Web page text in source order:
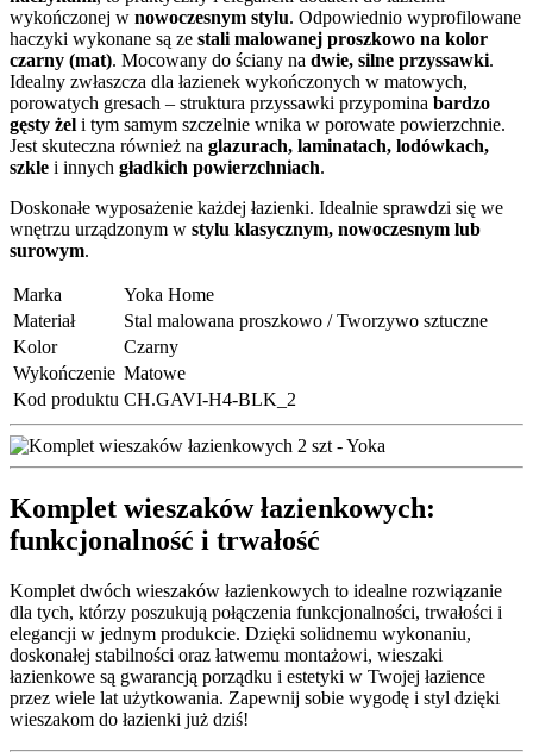
wykończonej w nowoczesnym stylu. Odpowiednio wyprofilowane
haczyki wykonane są ze stali malowanej proszkowo na kolor
czarny (mat). Mocowany do ściany na dwie, silne przyssawki.
Idealny zwłaszcza dla łazienek wykończonych w matowych,
porowatych gresach – struktura przyssawki przypomina bardzo
gęsty żel i tym samym szczelnie wnika w porowate powierzchnie.
Jest skuteczna również na glazurach, laminatach, lodówkach,
szkle i innych gładkich powierzchniach.
Doskonałe wyposażenie każdej łazienki. Idealnie sprawdzi się we
wnętrzu urządzonym w stylu klasycznym, nowoczesnym lub
surowym.
Marka
Yoka Home
Materiał
Stal malowana proszkowo / Tworzywo sztuczne
Kolor
Czarny
Wykończenie Matowe
Kod produktu CH.GAVI-H4-BLK_2
Komplet wieszaków łazienkowych:
funkcjonalność i trwałość
Komplet dwóch wieszaków łazienkowych to idealne rozwiązanie
dla tych, którzy poszukują połączenia funkcjonalności, trwałości i
elegancji w jednym produkcie. Dzięki solidnemu wykonaniu,
doskonałej stabilności oraz łatwemu montażowi, wieszaki
łazienkowe są gwarancją porządku i estetyki w Twojej łazience
przez wiele lat użytkowania. Zapewnij sobie wygodę i styl dzięki
wieszakom do łazienki już dziś!